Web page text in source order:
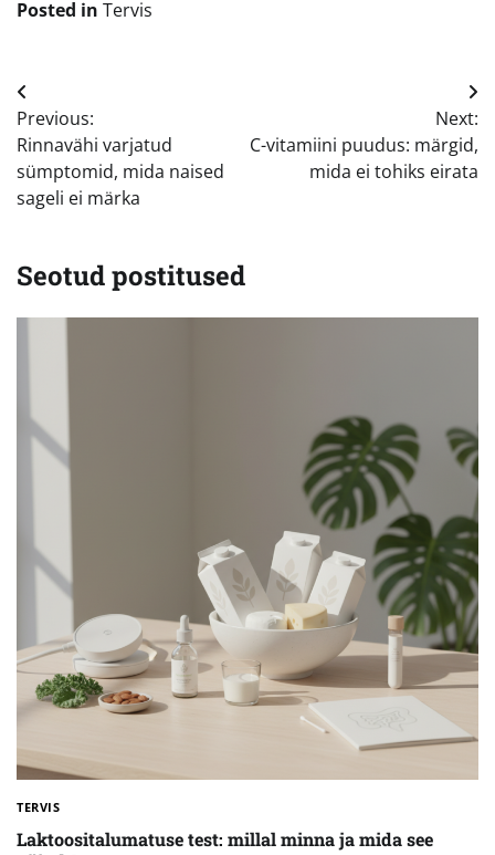
Posted in Tervis
Navigeerimine
Previous:
Rinnavähi varjatud
sümptomid, mida naised
sageli ei märka
Next:
C-vitamiini puudus: märgid,
mida ei tohiks eirata
Seotud postitused
TERVIS
Laktoositalumatuse test: millal minna ja mida see